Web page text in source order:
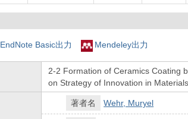
EndNote Basic出力 Mendeley出力
2-2 Formation of Ceramics Coating
on Strategy of Innovation in
著者名 Wehr, Muryel